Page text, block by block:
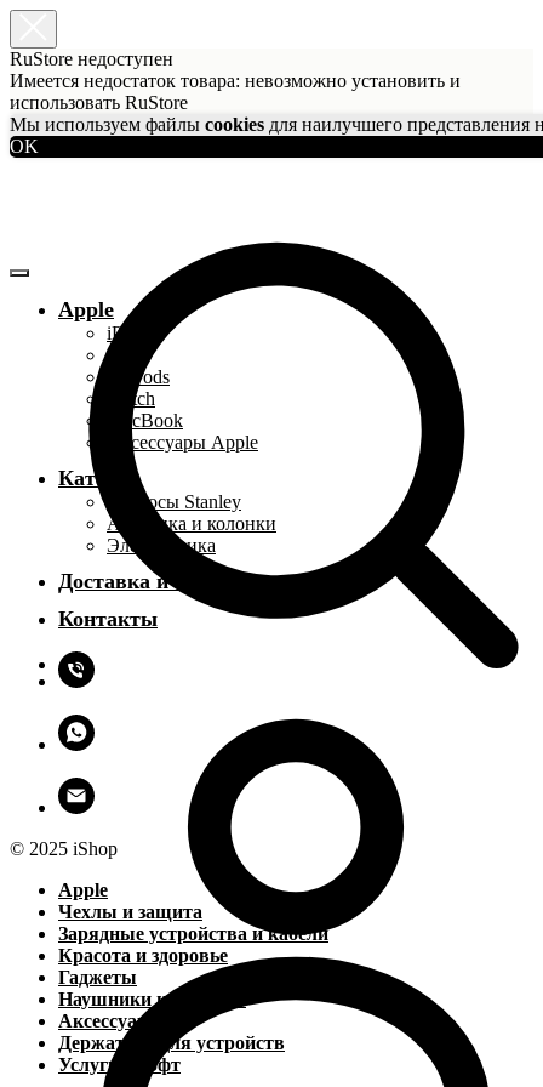
RuStore недоступен
Имеется недостаток товара: невозможно установить и
использовать RuStore
Мы используем файлы cookies для наилучшего представления
OK
Apple
iPhone
iPad
AirPods
Watch
MacBook
Аксессуары Apple
Каталог
Термосы Stanley
Акустика и колонки
Электроника
Доставка и оплата
Контакты
© 2025 iShop
Apple
Чехлы и защита
Зарядные устройства и кабели
Красота и здоровье
Гаджеты
Наушники и колонки
Аксессуары
Держатели для устройств
Услуги и софт